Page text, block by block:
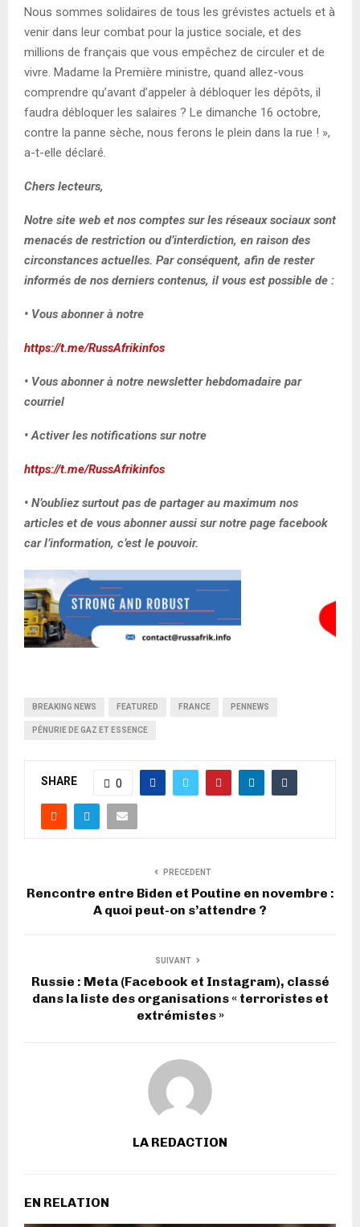
Nous sommes solidaires de tous les grévistes actuels et à
venir dans leur combat pour la justice sociale, et des
millions de français que vous empêchez de circuler et de
vivre. Madame la Première ministre, quand allez-vous
comprendre qu’avant d’appeler à débloquer les dépôts, il
faudra débloquer les salaires ? Le dimanche 16 octobre,
contre la panne sèche, nous ferons le plein dans la rue ! »,
a-t-elle déclaré.
Chers lecteurs,
Notre site web et nos comptes sur les réseaux sociaux sont
menacés de restriction ou d’interdiction, en raison des
circonstances actuelles. Par conséquent, afin de rester
informés de nos derniers contenus, il vous est possible de :
• Vous abonner à notre
https://t.me/RussAfrikinfos
• Vous abonner à notre newsletter hebdomadaire par
courriel
• Activer les notifications sur notre
https://t.me/RussAfrikinfos
• N’oubliez surtout pas de partager au maximum nos
articles et de vous abonner aussi sur notre page facebook
car l’information, c’est le pouvoir.
BREAKING NEWS FEATURED FRANCE PENNEWS
PÉNURIE DE GAZ ET ESSENCE
SHARE 0
PRECEDENT
Rencontre entre Biden et Poutine en novembre :
A quoi peut-on s’attendre ?
SUIVANT
Russie : Meta (Facebook et Instagram), classé
dans la liste des organisations « terroristes et
extrémistes »
LA REDACTION
EN RELATION